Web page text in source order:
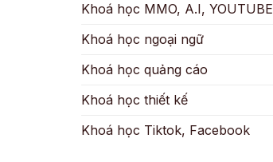
Khoá học MMO, A.I, YOUTUBE
Khoá học ngoại ngữ
Khoá học quảng cáo
Khoá học thiết kế
Khoá học Tiktok, Facebook